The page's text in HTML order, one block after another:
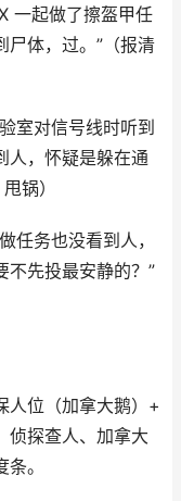
一起做了擦盔甲任
尸体，过。”（报清
室对信号线时听到
人，怀疑是躲在通
锅）​
任务也没看到人，
不先投最安静的？”
人位（加拿大鹅）+
侦探查人、加拿大
。​